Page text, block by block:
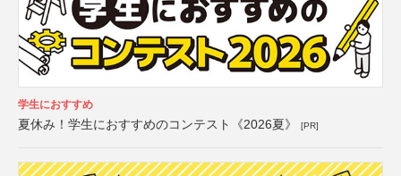
学生におすすめ
夏休み！学生におすすめのコンテスト《2026夏》 [PR]